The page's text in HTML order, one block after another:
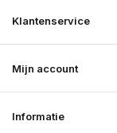
Klantenservice
Mijn account
Informatie